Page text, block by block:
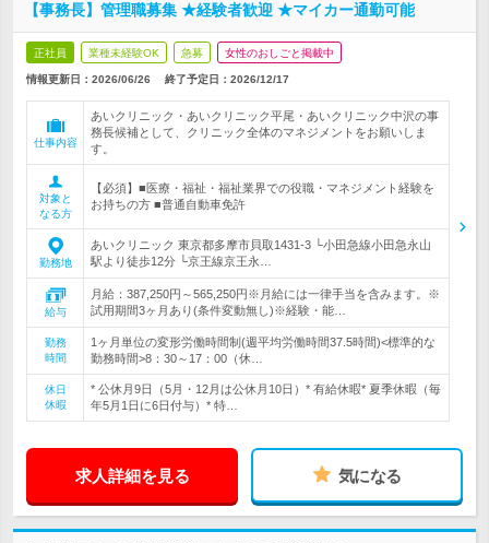
【事務長】管理職募集 ★経験者歓迎 ★マイカー通勤可能
正社員 業種未経験OK 急募 女性のおしごと掲載中
情報更新日：2026/06/26 終了予定日： 2026/12/17
仕事内容
あいクリニック・あいクリニック平尾・あいクリニック中沢の事
務長候補として、クリニック全体のマネジメントをお願いしま
す。
対象と
なる方
【必須】■医療・福祉・福祉業界での役職・マネジメント経験を
お持ちの方 ■普通自動車免許
勤務地
あいクリニック 東京都多摩市貝取1431-3 └小田急線小田急永山
駅より徒歩12分 └京王線京王永…
給与
月給：387,250円～565,250円※月給には一律手当を含みます。※
試用期間3ヶ月あり(条件変動無し)※経験・能…
勤務
時間
1ヶ月単位の変形労働時間制(週平均労働時間37.5時間)<標準的な
勤務時間>8：30～17：00（休…
休日
休暇
* 公休月9日（5月・12月は公休月10日）* 有給休暇* 夏季休暇（毎
年5月1日に6日付与）* 特…
求人詳細を見る 気になる